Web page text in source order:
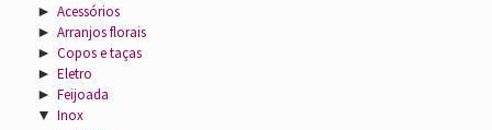
► Acessórios
► Arranjos florais
► Copos e taças
► Eletro
► Feijoada
▼ Inox